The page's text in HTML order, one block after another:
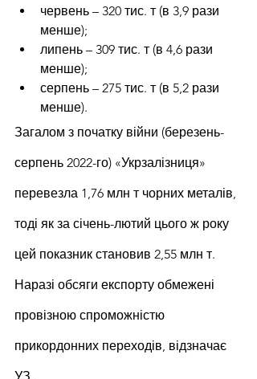
червень – 320 тис. т (в 3,9 рази
менше);
липень – 309 тис. т (в 4,6 рази
менше);
серпень – 275 тис. т (в 5,2 рази
менше).
Загалом з початку війни (березень-
серпень 2022-го) «Укрзалізниця»
перевезла 1,76 млн т чорних металів,
тоді як за січень-лютий цього ж року
цей показник становив 2,55 млн т.
Наразі обсяги експорту обмежені
провізною спроможністю
прикордонних переходів, відзначає